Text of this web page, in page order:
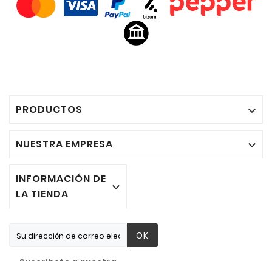
PRODUCTOS 
NUESTRA EMPRESA 
INFORMACIÓN DE
LA TIENDA

OK